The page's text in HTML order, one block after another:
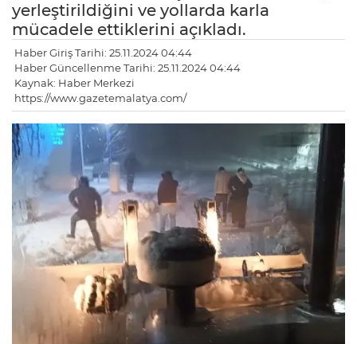
yerleştirildiğini ve yollarda karla
mücadele ettiklerini açıkladı.
Haber Giriş Tarihi: 25.11.2024 04:44
Haber Güncellenme Tarihi: 25.11.2024 04:44
Kaynak: Haber Merkezi
https://www.gazetemalatya.com/